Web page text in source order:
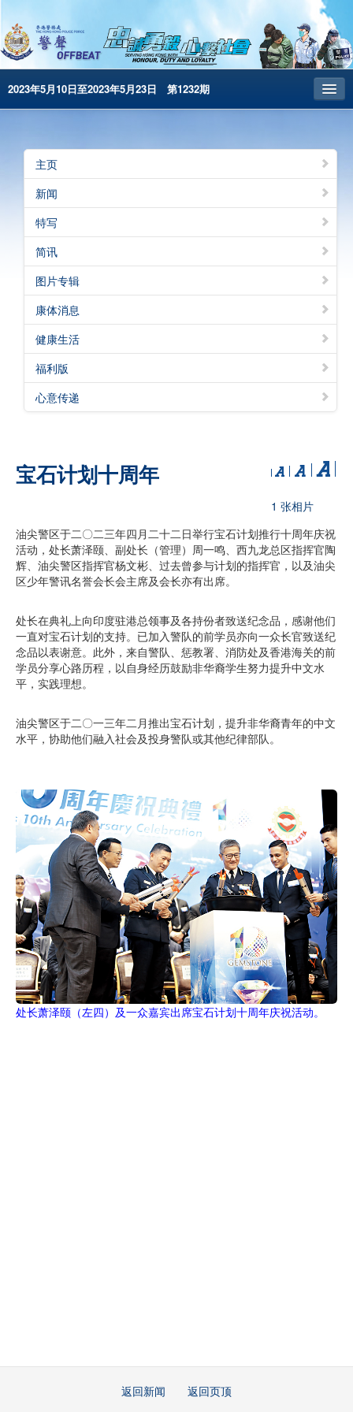
2023年5月10日至2023年5月23日 第1232期
昔日警声
警务处主页
繁體版
English
电子书版
警声特刊
主页
新闻
特写
简讯
图片专辑
康体消息
健康生活
福利版
心意传递
宝石计划十周年
1 张相片
油尖警区于二〇二三年四月二十二日举行宝石计划推行十周年庆祝
活动，处长萧泽颐、副处长（管理）周一鸣、西九龙总区指挥官陶
辉、油尖警区指挥官杨文彬、过去曾参与计划的指挥官，以及油尖
区少年警讯名誉会长会主席及会长亦有出席。
处长在典礼上向印度驻港总领事及各持份者致送纪念品，感谢他们
一直对宝石计划的支持。已加入警队的前学员亦向一众长官致送纪
念品以表谢意。此外，来自警队、惩教署、消防处及香港海关的前
学员分享心路历程，以自身经历鼓励非华裔学生努力提升中文水
平，实践理想。
油尖警区于二〇一三年二月推出宝石计划，提升非华裔青年的中文
水平，协助他们融入社会及投身警队或其他纪律部队。
处长萧泽颐（左四）及一众嘉宾出席宝石计划十周年庆祝活动。
返回新闻 返回页顶